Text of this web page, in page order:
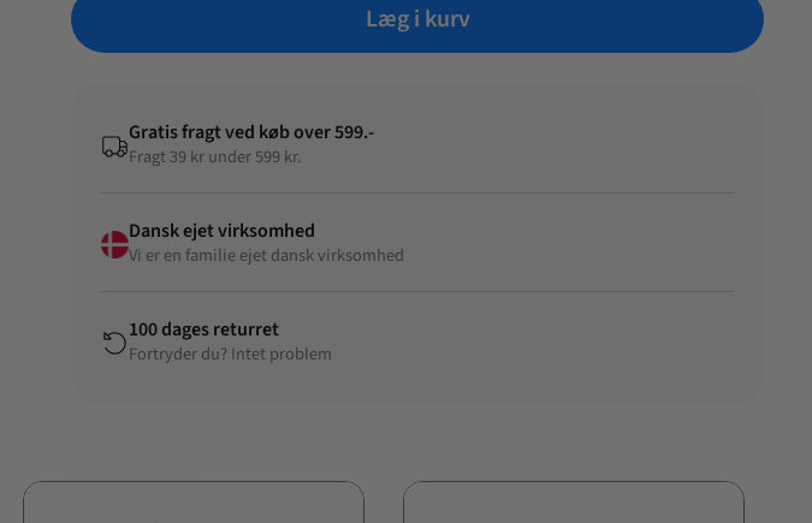
Læg i kurv
Gratis fragt ved køb over 599.-
Fragt 39 kr under 599 kr.
Dansk ejet virksomhed
Vi er en familie ejet dansk virksomhed
100 dages returret
Fortryder du? Intet problem